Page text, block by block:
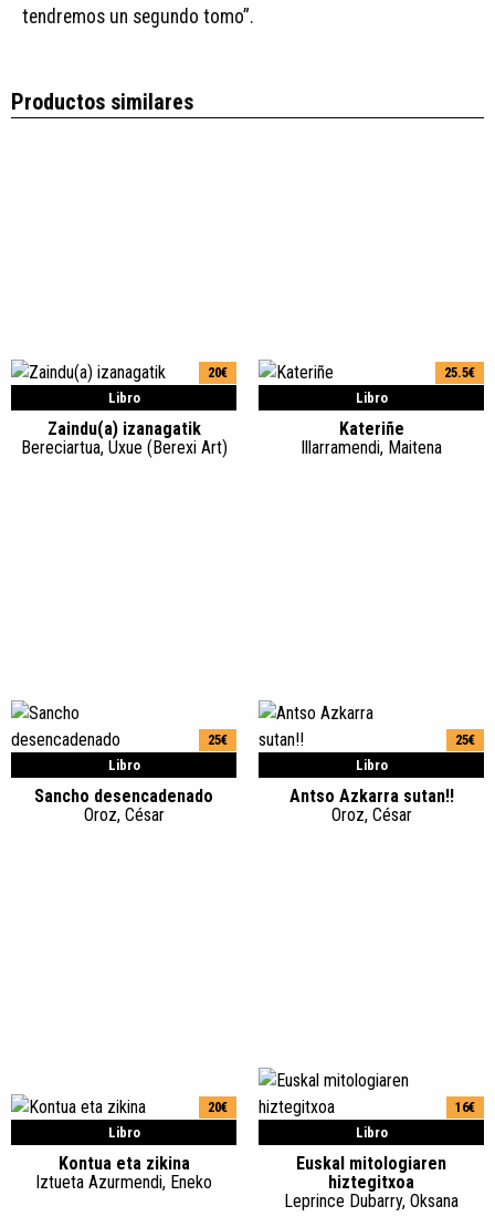
tendremos un segundo tomo”.
Productos similares
Libro
20€
Zaindu(a) izanagatik
Bereciartua, Uxue (Berexi Art)
Libro
25.5€
Kateriñe
Illarramendi, Maitena
Libro
25€
Sancho desencadenado
Oroz, César
Libro
25€
Antso Azkarra sutan!!
Oroz, César
Libro
20€
Kontua eta zikina
Iztueta Azurmendi, Eneko
Libro
16€
Euskal mitologiaren
hiztegitxoa
Leprince Dubarry, Oksana